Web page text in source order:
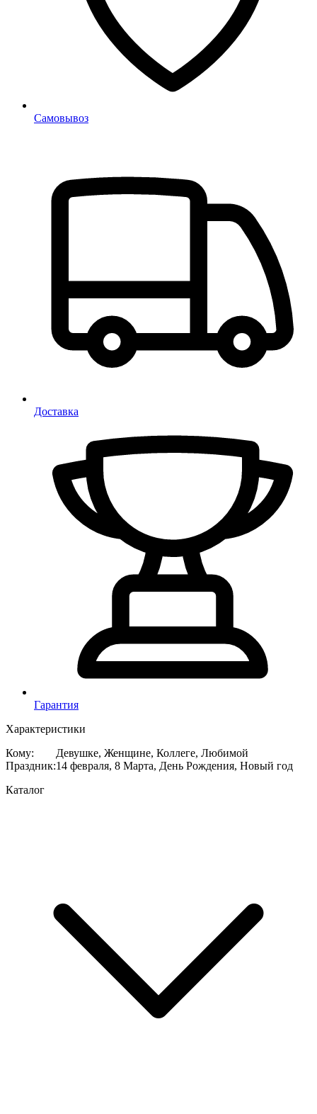
Самовывоз
Доставка
Гарантия
Характеристики
Кому:
Девушке, Женщине, Коллеге, Любимой
Праздник:14 февраля, 8 Марта, День Рождения, Новый год
Каталог